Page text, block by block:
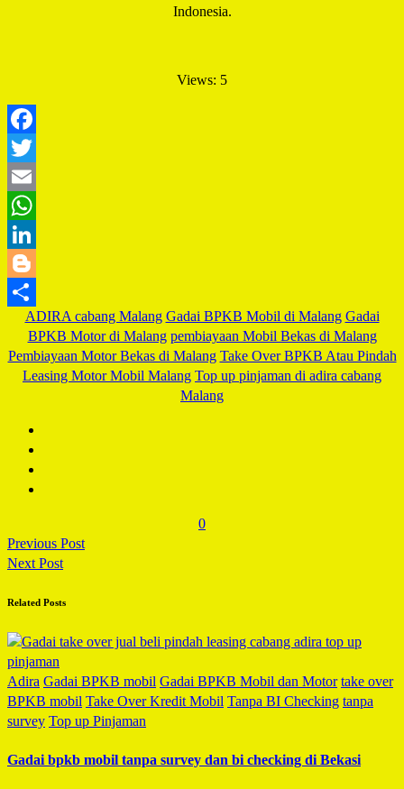
Indonesia.
Views: 5
Share
ADIRA cabang Malang Gadai BPKB Mobil di Malang Gadai
BPKB Motor di Malang pembiayaan Mobil Bekas di Malang
Pembiayaan Motor Bekas di Malang Take Over BPKB Atau Pindah
Leasing Motor Mobil Malang Top up pinjaman di adira cabang
Malang
0
Previous Post
Next Post
Related Posts
Adira Gadai BPKB mobil Gadai BPKB Mobil dan Motor take over
BPKB mobil Take Over Kredit Mobil Tanpa BI Checking tanpa
survey Top up Pinjaman
Gadai bpkb mobil tanpa survey dan bi checking di Bekasi